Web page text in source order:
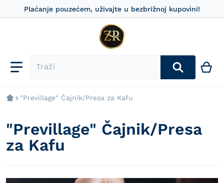
Plaćanje pouzećem, uživajte u bezbrižnoj kupovini!
"Previllage" Čajnik/Presa za Kafu
"Previllage" Čajnik/Presa
za Kafu